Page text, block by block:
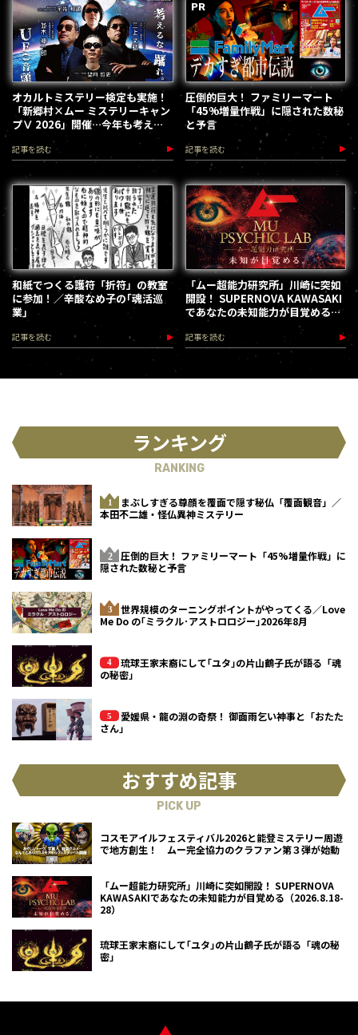
オカルトミステリー検定も実施！
「新郷村×ムー ミステリーキャン
プⅤ 2026」開催…今年も考える
な、踊れ！（2026.9.12）
記事を読む
圧倒的巨大！ ファミリーマート
「45%増量作戦」に隠された数秘
と予言
記事を読む
和紙でつくる護符「折符」の教室
に参加！／辛酸なめ子の｢魂活巡
業｣
記事を読む
「ムー超能力研究所」川崎に突如
開設！ SUPERNOVA KAWASAKI
であなたの未知能力が目覚める
（2026.8.18-28）
記事を読む
ランキング
RANKING
まぶしすぎる尊顔を覆面で隠す秘仏「覆面観音」／
本田不二雄・怪仏異神ミステリー
圧倒的巨大！ ファミリーマート「45%増量作戦」に
隠された数秘と予言
世界規模のターニングポイントがやってくる／Love
Me Do の｢ミラクル･アストロロジー｣2026年8月
琉球王家末裔にして｢ユタ｣の片山鶴子氏が語る「魂
の秘密」
愛媛県・龍の淵の奇祭！ 御面雨乞い神事と「おたた
さん」
おすすめ記事
PICK UP
コスモアイルフェスティバル2026と能登ミステリー周遊
で地方創生！ ムー完全協力のクラファン第３弾が始動
「ムー超能力研究所」川崎に突如開設！ SUPERNOVA
KAWASAKIであなたの未知能力が目覚める（2026.8.18-
28）
琉球王家末裔にして｢ユタ｣の片山鶴子氏が語る「魂の秘
密」